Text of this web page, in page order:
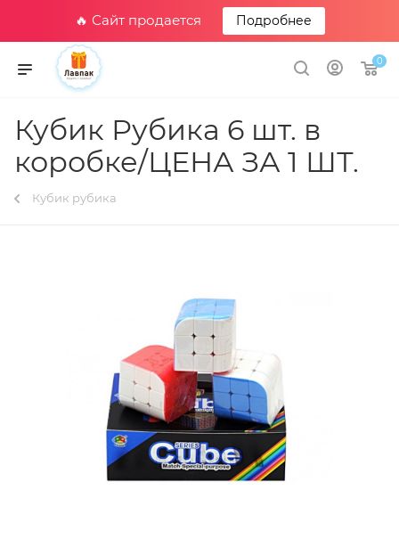
🔥 Сайт продается Подробнее
0
Кубик Рубика 6 шт. в
коробке/ЦЕНА ЗА 1 ШТ.
Кубик рубика